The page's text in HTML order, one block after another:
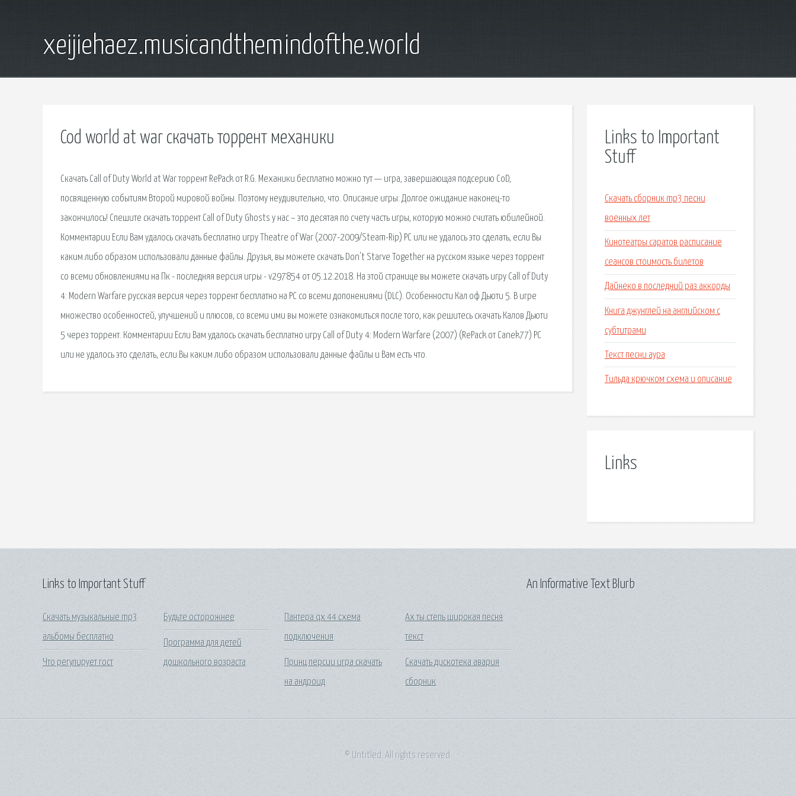
xeijiehaez.musicandthemindofthe.world
Cod world at war скачать торрент механики
Скачать Call of Duty World at War торрент RePack от R.G. Механики бесплатно можно тут — игра, завершающая подсерию CoD,
посвященную событиям Второй мировой войны. Поэтому неудивительно, что. Описание игры: Долгое ожидание наконец-то
закончилось! Спешите скачать торрент Call of Duty Ghosts у нас – это десятая по счету часть игры, которую можно считать юбилейной.
Комментарии Если Вам удалось скачать бесплатно игру Theatre of War (2007-2009/Steam-Rip) PC или не удалось это сделать, если Вы
каким либо образом использовали данные файлы. Друзья, вы можете скачать Don't Starve Together на русском языке через торрент
со всеми обновлениями на Пк - последняя версия игры - v297854 от 05.12.2018. На этой странице вы можете скачать игру Call of Duty
4: Modern Warfare русская версия через торрент бесплатно на PC со всеми допонениями (DLC). Особенности Кал оф Дьюти 5. В игре
множество особенностей, улучшений и плюсов, со всеми ими вы можете ознакомиться после того, как решитесь скачать Калов Дьюти
5 через торрент. Комментарии Если Вам удалось скачать бесплатно игру Call of Duty 4: Modern Warfare (2007) (RePack от Canek77) PC
или не удалось это сделать, если Вы каким либо образом использовали данные файлы и Вам есть что.
Links to Important
Stuff
Скачать сборник mp3 песни
военных лет
Кинотеатры саратов расписание
сеансов стоимость билетов
Дайнеко в последний раз аккорды
Книга джунглей на английском с
субтитрами
Текст песни аура
Тильда крючком схема и описание
Links
Links to Important Stuff
Скачать музыкальные mp3
альбомы бесплатно
Что регулирует гост
Будьте осторожнее
Программа для детей
дошкольного возраста
Пантера qx 44 схема
подключения
Принц персии игра скачать
на андроид
Ах ты степь широкая песня
текст
Скачать дискотека авария
сборник
An Informative Text Blurb
© Untitled. All rights reserved.